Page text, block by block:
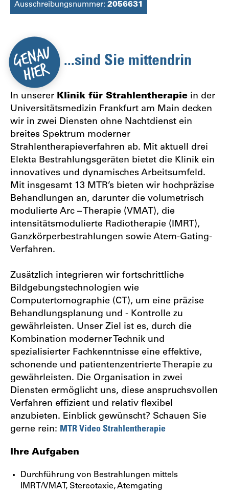
Ausschreibungsnummer: 2056631
...sind Sie mittendrin
In unserer Klinik für Strahlentherapie in der
Universitätsmedizin Frankfurt am Main decken
wir in zwei Diensten ohne Nachtdienst ein
breites Spektrum moderner
Strahlentherapieverfahren ab. Mit aktuell drei
Elekta Bestrahlungsgeräten bietet die Klinik ein
innovatives und dynamisches Arbeitsumfeld.
Mit insgesamt 13 MTR’s bieten wir hochpräzise
Behandlungen an, darunter die volumetrisch
modulierte Arc – Therapie (VMAT), die
intensitätsmodulierte Radiotherapie (IMRT),
Ganzkörperbestrahlungen sowie Atem-Gating-
Verfahren.
Zusätzlich integrieren wir fortschrittliche
Bildgebungstechnologien wie
Computertomographie (CT), um eine präzise
Behandlungsplanung und - Kontrolle zu
gewährleisten. Unser Ziel ist es, durch die
Kombination moderner Technik und
spezialisierter Fachkenntnisse eine effektive,
schonende und patientenzentrierte Therapie zu
gewährleisten. Die Organisation in zwei
Diensten ermöglicht uns, diese anspruchsvollen
Verfahren effizient und relativ flexibel
anzubieten. Einblick gewünscht? Schauen Sie
gerne rein: MTR Video Strahlentherapie
Ihre Aufgaben
Durchführung von Bestrahlungen mittels
IMRT/VMAT, Stereotaxie, Atemgating